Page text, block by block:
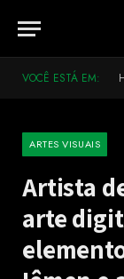
VOCÊ ESTÁ EM:
ARTES VISUAIS
Artista
arte